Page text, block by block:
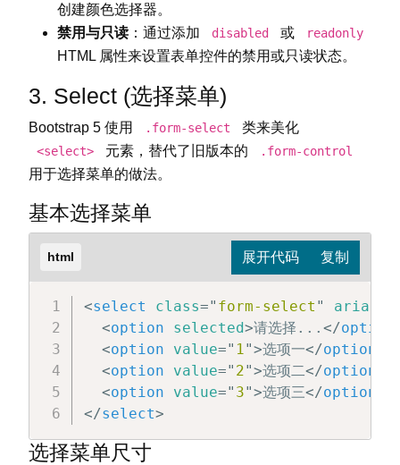
创建颜色选择器。
禁用与只读 ：通过添加 disabled 或 readonly
HTML 属性来设置表单控件的禁用或只读状态。
3. Select (选择菜单)
Bootstrap 5 使用 .form-select 类来美化
<select> 元素，替代了旧版本的 .form-control
用于选择菜单的做法。
基本选择菜单
html
<select class=" form-select "
aria-
<option selected>请选择... </option
<option value=" 1">选项一</option
<option value=" 2">选项二</option
<option value=" 3">选项三</option
</select>
选择菜单尺寸